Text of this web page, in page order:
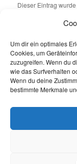
Um dir ein optimales
Cookies, um
zuzugreifen. Wenn du
wie das Surfverhalten
Wenn du deine
bestimmte Merkmale
Dieser Eintrag